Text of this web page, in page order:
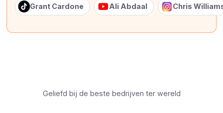
Grant Cardone Ali Abdaal Chris
Geliefd bij de beste bedrijven ter wereld